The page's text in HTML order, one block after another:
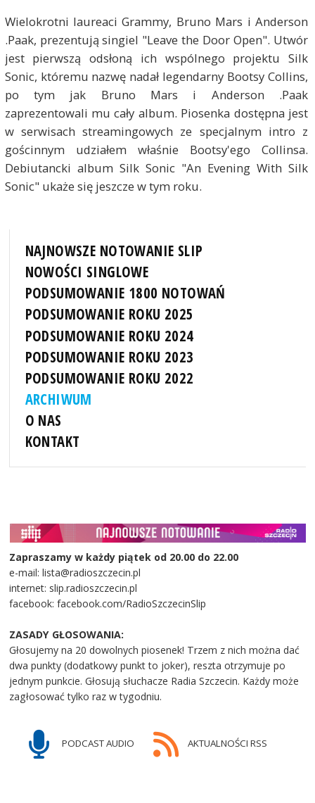
Wielokrotni laureaci Grammy, Bruno Mars i Anderson
.Paak, prezentują singiel "Leave the Door Open". Utwór
jest pierwszą odsłoną ich wspólnego projektu Silk
Sonic, któremu nazwę nadał legendarny Bootsy Collins,
po tym jak Bruno Mars i Anderson .Paak
zaprezentowali mu cały album. Piosenka dostępna jest
w serwisach streamingowych ze specjalnym intro z
gościnnym udziałem właśnie Bootsy'ego Collinsa.
Debiutancki album Silk Sonic "An Evening With Silk
Sonic" ukaże się jeszcze w tym roku.
NAJNOWSZE NOTOWANIE SLIP
NOWOŚCI SINGLOWE
PODSUMOWANIE 1800 NOTOWAŃ
PODSUMOWANIE ROKU 2025
PODSUMOWANIE ROKU 2024
PODSUMOWANIE ROKU 2023
PODSUMOWANIE ROKU 2022
ARCHIWUM
O NAS
KONTAKT
Zapraszamy w każdy piątek od 20.00 do 22.00
e-mail: lista@radioszczecin.pl
internet: slip.radioszczecin.pl
facebook: facebook.com/RadioSzczecinSlip
ZASADY GŁOSOWANIA:
Głosujemy na 20 dowolnych piosenek! Trzem z nich można dać
dwa punkty (dodatkowy punkt to joker), reszta otrzymuje po
jednym punkcie. Głosują słuchacze Radia Szczecin. Każdy może
zagłosować tylko raz w tygodniu.
PODCAST AUDIO AKTUALNOŚCI RSS